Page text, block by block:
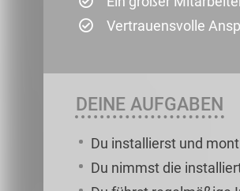
Vertrauensvolle
DEINE AUFGABEN
Du installierst und
Du nimmst die